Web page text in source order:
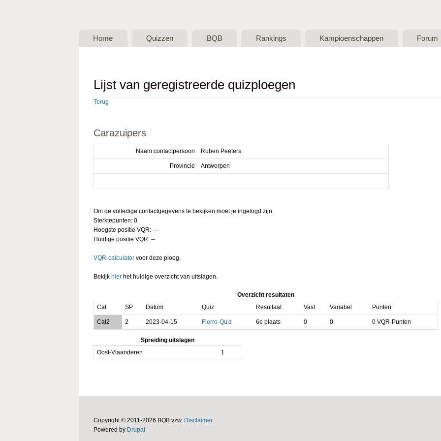
Belgische
vzw
Home Quizzen BQB Rankings Kampioenschappen Forum
Lijst van geregistreerde quizploegen
Terug
Carazuipers
Naam contactpersoon Ruben Peeters
Provincie Antwerpen
Om de volledige contactgegevens te bekijken moet je ingelogd zijn.
Sterktepunten: 0
Hoogste positie VQR: ---
Huidige positie VQR: --
VQR-calculator voor deze ploeg.
Bekijk hier het huidige overzicht van uitslagen.
Overzicht resultaten
Cat
SP Datum Quiz Resultaat Vast Variabel Punten
Cat2 2 2023-04-15 Fierro-Quiz 6e plaats 0 0 0 VQR-Punten
Spreiding uitslagen
Oost-Vlaanderen
1
Copyright © 2011-2026 BQB vzw. Disclaimer
Powered by Drupal